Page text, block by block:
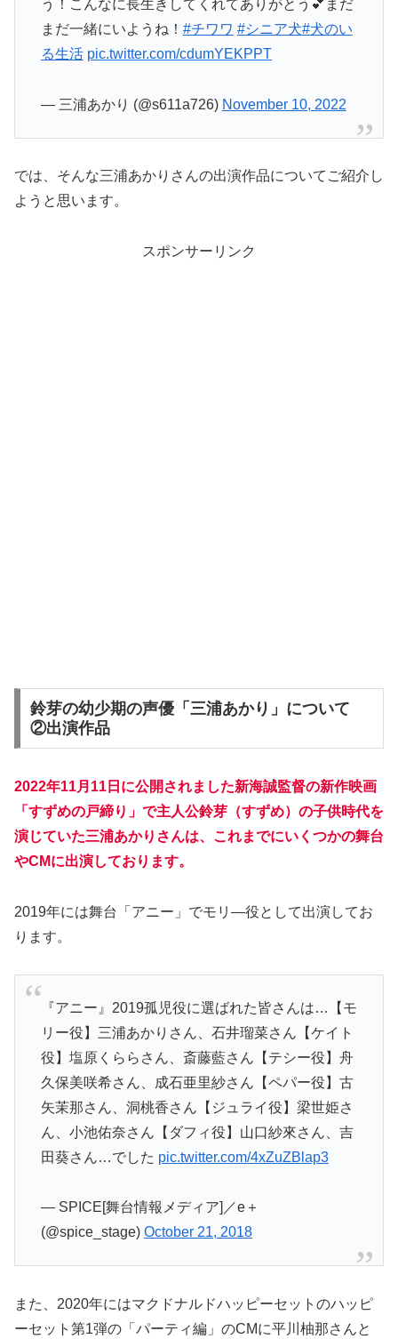
う！こんなに長生きしてくれてありがとう💕まだ
まだ一緒にいようね！ #チワワ #シニア犬#犬のい
る生活 pic.twitter.com/cdumYEKPPT
— 三浦あかり (@s611a726) November 10, 2022
では、そんな三浦あかりさんの出演作品についてご紹介し
ようと思います。
スポンサーリンク
鈴芽の幼少期の声優「三浦あかり」について
②出演作品
2022年11月11日に公開されました新海誠監督の新作映画
「すずめの戸締り」で主人公鈴芽（すずめ）の子供時代を
演じていた三浦あかりさんは、これまでにいくつかの舞台
やCMに出演しております。
2019年には舞台「アニー」でモリ―役として出演してお
ります。
『アニー』2019孤児役に選ばれた皆さんは…【モ
リー役】三浦あかりさん、石井瑠菜さん【ケイト
役】塩原くららさん、斎藤藍さん【テシー役】舟
久保美咲希さん、成石亜里紗さん【ペパー役】古
矢茉那さん、洞桃香さん【ジュライ役】梁世姫さ
ん、小池佑奈さん【ダフィ役】山口紗來さん、吉
田葵さん…でした pic.twitter.com/4xZuZBlap3
— SPICE[舞台情報メディア]／e＋
(@spice_stage) October 21, 2018
また、2020年にはマクドナルドハッピーセットのハッピ
ーセット第1弾の「パーティ編」のCMに平川柚那さんと